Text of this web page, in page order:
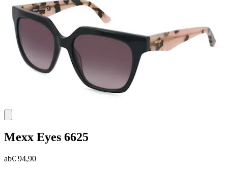
Mexx Eyes 6625
ab€ 94,90